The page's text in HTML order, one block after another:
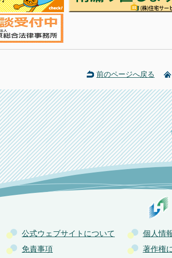
前のページへ戻る
公式ウェブサイトについて
個人情
免責事項
著作権